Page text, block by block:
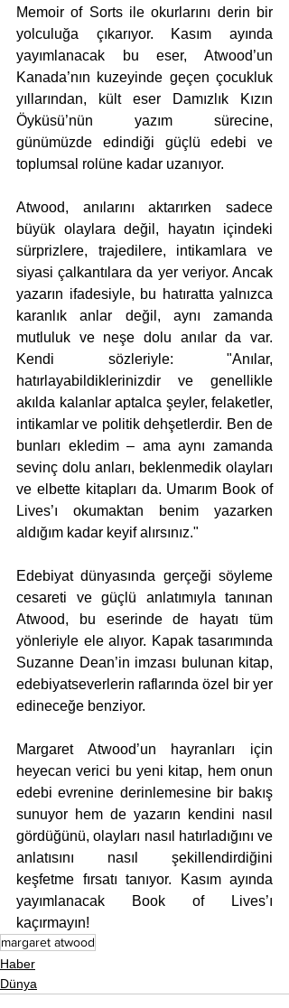
Memoir of Sorts ile okurlarını derin bir
yolculuğa çıkarıyor. Kasım ayında
yayımlanacak bu eser, Atwood’un
Kanada’nın kuzeyinde geçen çocukluk
yıllarından, kült eser Damızlık Kızın
Öyküsü’nün yazım sürecine,
günümüzde edindiği güçlü edebi ve
toplumsal rolüne kadar uzanıyor.
Atwood, anılarını aktarırken sadece
büyük olaylara değil, hayatın içindeki
sürprizlere, trajedilere, intikamlara ve
siyasi çalkantılara da yer veriyor. Ancak
yazarın ifadesiyle, bu hatıratta yalnızca
karanlık anlar değil, aynı zamanda
mutluluk ve neşe dolu anılar da var.
Kendi sözleriyle: "Anılar,
hatırlayabildiklerinizdir ve genellikle
akılda kalanlar aptalca şeyler, felaketler,
intikamlar ve politik dehşetlerdir. Ben de
bunları ekledim – ama aynı zamanda
sevinç dolu anları, beklenmedik olayları
ve elbette kitapları da. Umarım Book of
Lives’ı okumaktan benim yazarken
aldığım kadar keyif alırsınız."
Edebiyat dünyasında gerçeği söyleme
cesareti ve güçlü anlatımıyla tanınan
Atwood, bu eserinde de hayatı tüm
yönleriyle ele alıyor. Kapak tasarımında
Suzanne Dean’in imzası bulunan kitap,
edebiyatseverlerin raflarında özel bir yer
edineceğe benziyor.
Margaret Atwood’un hayranları için
heyecan verici bu yeni kitap, hem onun
edebi evrenine derinlemesine bir bakış
sunuyor hem de yazarın kendini nasıl
gördüğünü, olayları nasıl hatırladığını ve
anlatısını nasıl şekillendirdiğini
keşfetme fırsatı tanıyor. Kasım ayında
yayımlanacak Book of Lives’ı
kaçırmayın!
margaret atwood
Haber
Dünya